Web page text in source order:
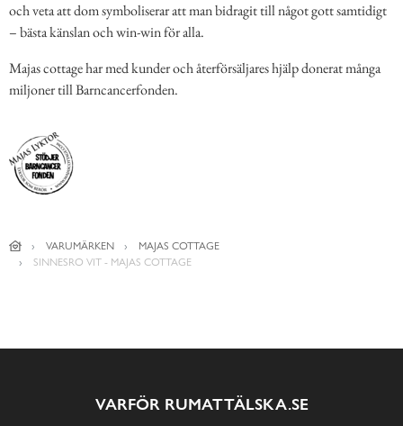
och veta att dom symboliserar att man bidragit till något gott samtidigt
– bästa känslan och win-win för alla.
Majas cottage har med kunder och återförsäljares hjälp donerat många
miljoner till Barncancerfonden.
VARUMÄRKEN
MAJAS COTTAGE
SINNESRO VIT - MAJAS COTTAGE
VARFÖR RUMATTÄLSKA.SE